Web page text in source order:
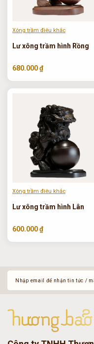
Xông trầm điêu khắc
Lư xông trầm hình Rồng
680.000 ₫
Xông trầm điêu khắc
Lư xông trầm hình Lân
600.000 ₫